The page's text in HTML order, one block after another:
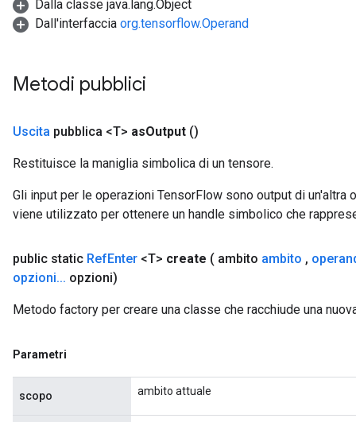
Dalla classe java.lang.Object
Dall'interfaccia org.tensorflow.Operand
Metodi pubblici
Uscita pubblica <T> asOutput ()
Restituisce la maniglia simbolica di un tensore.
Gli input per le operazioni TensorFlow sono output di un'altra
viene utilizzato per ottenere un handle simbolico che
public static RefEnter <T> create ( ambito ambito ,
opzioni... opzioni)
Metodo factory per creare una classe che racchiude una
Parametri
scopo ambito attuale